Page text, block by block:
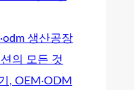
생산공장
의 모든 것
, OEM·ODM